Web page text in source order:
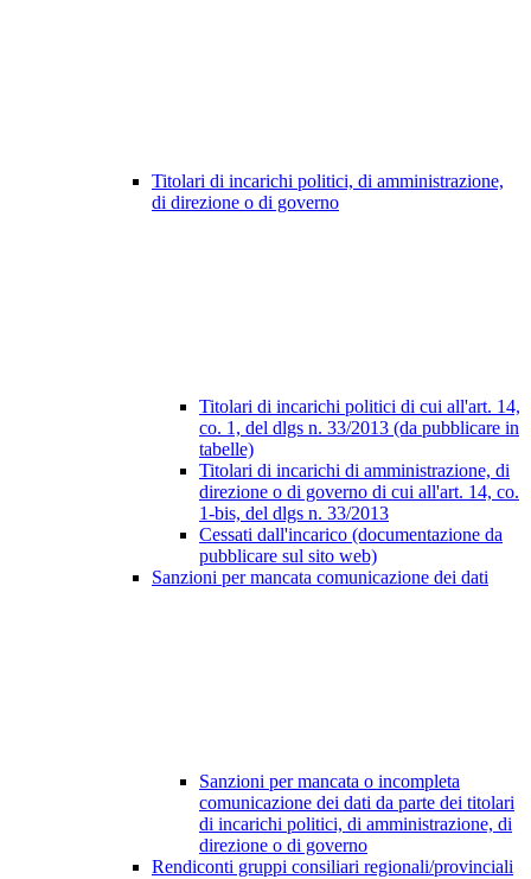
Titolari di incarichi politici, di amministrazione,
di direzione o di governo
Titolari di incarichi politici di cui all'art. 14,
co. 1, del dlgs n. 33/2013 (da pubblicare in
tabelle)
Titolari di incarichi di amministrazione, di
direzione o di governo di cui all'art. 14, co.
1-bis, del dlgs n. 33/2013
Cessati dall'incarico (documentazione da
pubblicare sul sito web)
Sanzioni per mancata comunicazione dei dati
Sanzioni per mancata o incompleta
comunicazione dei dati da parte dei titolari
di incarichi politici, di amministrazione, di
direzione o di governo
Rendiconti gruppi consiliari regionali/provinciali